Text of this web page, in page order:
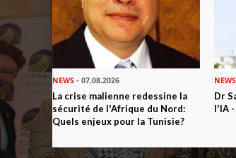
NEWS - 07.08.2026
La crise malienne redessine la
sécurité de l'Afrique du Nord:
Quels enjeux pour la Tunisie?
NEWS
Dr
l'IA